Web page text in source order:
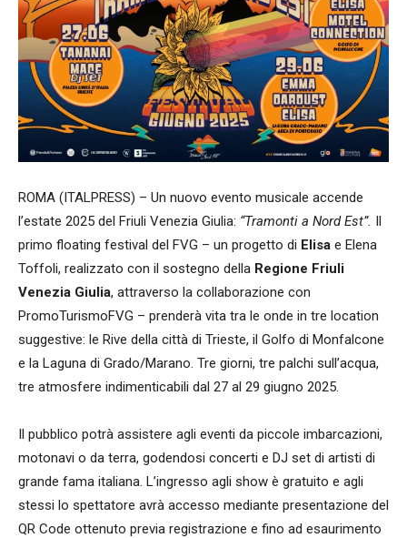
ROMA (ITALPRESS) – Un nuovo evento musicale accende
l’estate 2025 del Friuli Venezia Giulia: “Tramonti a Nord Est”. Il
primo floating festival del FVG – un progetto di Elisa e Elena
Toffoli, realizzato con il sostegno della Regione Friuli
Venezia Giulia, attraverso la collaborazione con
PromoTurismoFVG – prenderà vita tra le onde in tre location
suggestive: le Rive della città di Trieste, il Golfo di Monfalcone
e la Laguna di Grado/Marano. Tre giorni, tre palchi sull’acqua,
tre atmosfere indimenticabili dal 27 al 29 giugno 2025.
Il pubblico potrà assistere agli eventi da piccole imbarcazioni,
motonavi o da terra, godendosi concerti e DJ set di artisti di
grande fama italiana. L’ingresso agli show è gratuito e agli
stessi lo spettatore avrà accesso mediante presentazione del
QR Code ottenuto previa registrazione e fino ad esaurimento